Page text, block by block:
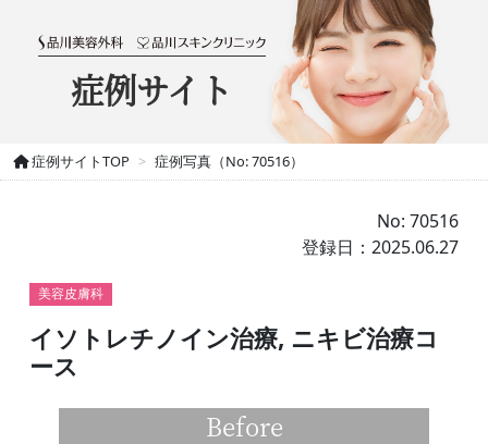
症例サイト
症例サイトTOP 症例写真（No: 70516）
No: 70516
登録日：2025.06.27
美容皮膚科
イソトレチノイン治療, ニキビ治療コ
ース
Before